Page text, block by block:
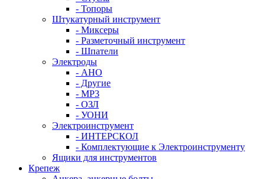
- Топоры
Штукатурный инструмент
- Миксеры
- Разметочный инструмент
- Шпатели
Электроды
- АНО
- Другие
- МР3
- ОЗЛ
- УОНИ
Электроинструмент
- ИНТЕРСКОЛ
- Комплектующие к Электроинструменту
Ящики для инструментов
Крепеж